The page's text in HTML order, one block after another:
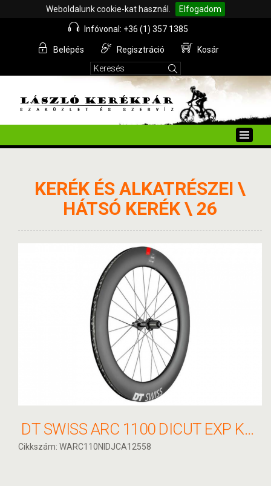
Weboldalunk cookie-kat használ. Elfogadom
Infóvonal: +36 (1) 357 1385
Belépés Regisztráció Kosár
Toggle
KERÉK ÉS ALKATRÉSZEI \
HÁTSÓ KERÉK \ 26
DT SWISS ARC 1100 DICUT EXP KERÉK HÁTSÓ
Cikkszám: WARC110NIDJCA12558